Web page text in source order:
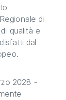
di
qualità e
dal
2028 -